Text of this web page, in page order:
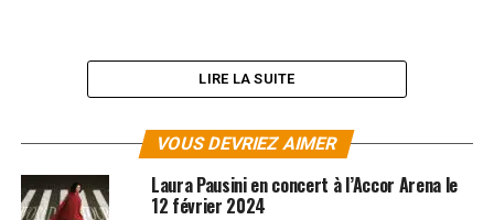
LIRE LA SUITE
VOUS DEVRIEZ AIMER
Laura Pausini en concert à l’Accor Arena le
12 février 2024